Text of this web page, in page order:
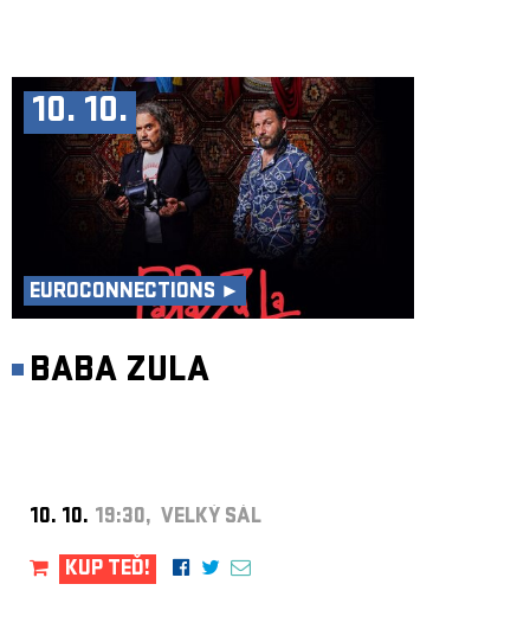
10. 10.
EUROCONNECTIONS ►
BABA ZULA
10. 10. 19:30, VELKÝ SÁL
KUP TEĎ!